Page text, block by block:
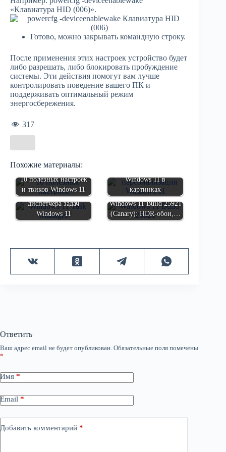
«Клавиатура HID (006)».
Готово, можно закрывать командную строку.
После применения этих настроек устройство будет
либо разрешать, либо блокировать пробуждение
системы. Эти действия помогут вам лучше
контролировать поведение вашего ПК и
поддерживать оптимальный режим
энергосбережения.
317
Похожие материалы:
10 полезных настроек
и твиков Windows 11
Windows 11 в
картинках
Новые функции
диспетчера задач
Windows 11
Windows 11 Build 25921
(Canary): HDR-обои,…
Ответить
Ваш адрес email не будет опубликован. Обязательные поля помечены
*
Имя *
Email *
Добавить комментарий *